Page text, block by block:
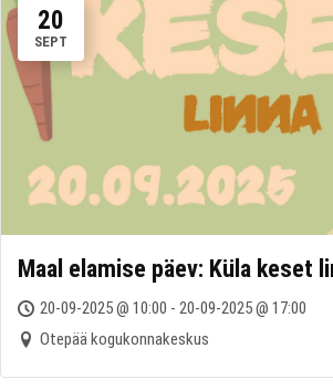
20
SEPT
Maal elamise päev: Küla keset
20-09-2025 @ 10:00 - 20-09-2025 @ 17:00
Otepää kogukonnakeskus